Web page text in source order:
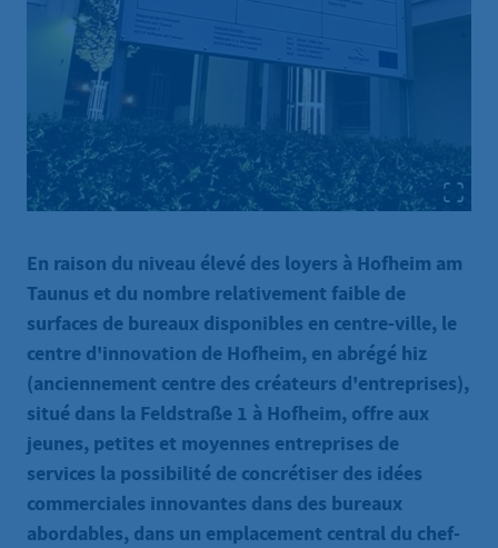
En raison du niveau élevé des loyers à Hofheim am
Taunus et du nombre relativement faible de
surfaces de bureaux disponibles en centre-ville, le
centre d'innovation de Hofheim, en abrégé hiz
(anciennement centre des créateurs d'entreprises),
situé dans la Feldstraße 1 à Hofheim, offre aux
jeunes, petites et moyennes entreprises de
services la possibilité de concrétiser des idées
commerciales innovantes dans des bureaux
abordables, dans un emplacement central du chef-